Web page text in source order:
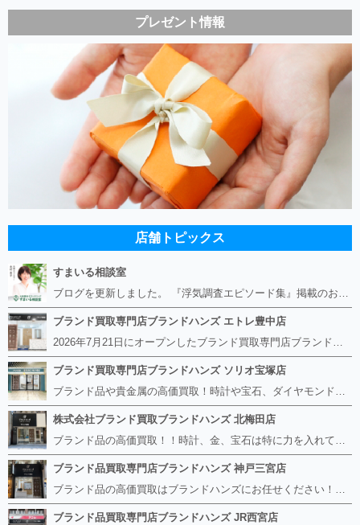
プレゼント情報
店舗トピックス
すまいる相談室
ブログを更新しました。 『浮気調査エピソード集』掲載のお知らせ https://smile-soudan.net/index.php?QBlog-20260808-1
ブランド買取専門店ブランドハンズ エトレ豊中店
2026年7月21日にオープンしたブランド買取専門店ブランドハンズ エトレ豊中店です。 阪急豊中駅直結のショッピングモール エトレとよなかの１階に店舗がございます。 金・貴金属、ブランド品、時計、宝石などその他ブランド食器や美容機器、ブランド香水や化粧品などの取り扱いもございます。 熟練の鑑定士が親切・丁寧に接客、査定をさせていただきます。 査定だけでもOK。お気軽にご来店下さいませ！
ブランド買取専門店ブランドハンズ ソリオ宝塚店
ブランド品や貴金属の高価買取！時計や宝石、ダイヤモンドなど家に眠っているものがあったら捨てる前にブランドハンズへお越しください。 査定料は無料、お値段が付くものかお調べいたします！ 宅配買取もありますので使っていない古いルイヴィトンのバッグや財布、壊れているオメガの時計、千切れている金のネックレスや指輪、小型家電も取り扱っておりますのでお気軽にご利用下さい☆ その他ブランド食器、銀シルバー製品、美容機器、脱毛器、スマホなど幅広く取り扱っております！
株式会社ブランド買取ブランドハンズ 北梅田店
ブランド品の高価買取！！時計、金、宝石は特に力を入れています！ ルイヴィトン、シャネル、ロレックス、エルメスはもちろん、グッチ、プラダ、セリーヌ、フェンディなどなど、 その他ブランド食器、銀シルバー製品、美容機器、脱毛器、スマホなど幅広く取り扱っているので まずは無料査定にお越しください！ 手数料は全て無料！全国対応の宅配買取も行っておりますのでお気軽にご連絡下さい！
ブランド品買取専門店ブランドハンズ 神戸三宮店
ブランド品の高価買取はブランドハンズにお任せください！！ 高騰し続けている金・貴金属はもちろん、ルイヴィトン、エルメス、シャネル、ロレックスは特に力を入れております。 その他ブランド食器、銀シルバー製品、美容機器、脱毛器、スマホなど幅広く取り扱っております！ 鑑定士は経験豊富で親切丁寧な対応を心がけております。 鑑定書がないものでもしっかり見させて頂きます。
ブランド品買取専門店ブランドハンズ JR西宮店